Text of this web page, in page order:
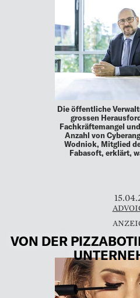
Die öffentliche
grossen
Fachkräftemangel
Anzahl von
Wodniok, Mitglied
Fabasoft, erklärt,
VON DER